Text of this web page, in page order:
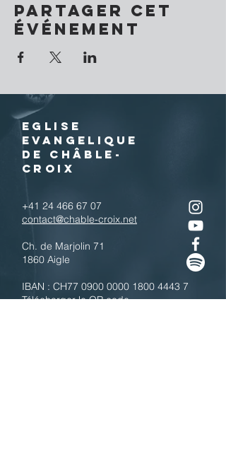
Partager cet
événement
EGLISE
EVANGELIQUE
DE CHÂBLE-
CROIX
+41 24 466 67 07
contact@chable-croix.net
Ch. de Marjolin 71
1860 Aigle
IBAN : CH77 0900 0000 1800 4443 7
Télécharger le QR code